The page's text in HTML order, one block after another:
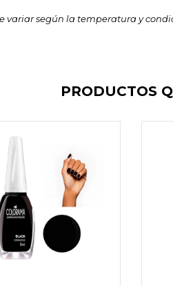
variar según la temperatura y
PRODUCTOS